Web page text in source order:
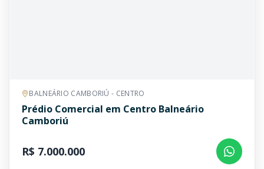
BALNEÁRIO CAMBORIÚ - CENTRO
Prédio Comercial em Centro Balneário
Camboriú
R$ 7.000.000